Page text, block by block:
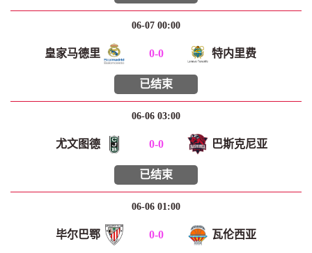
06-07 00:00
皇家马德里 0-0 特内里费
已结束
06-06 03:00
尤文图德 0-0 巴斯克尼亚
已结束
06-06 01:00
毕尔巴鄂 0-0 瓦伦西亚